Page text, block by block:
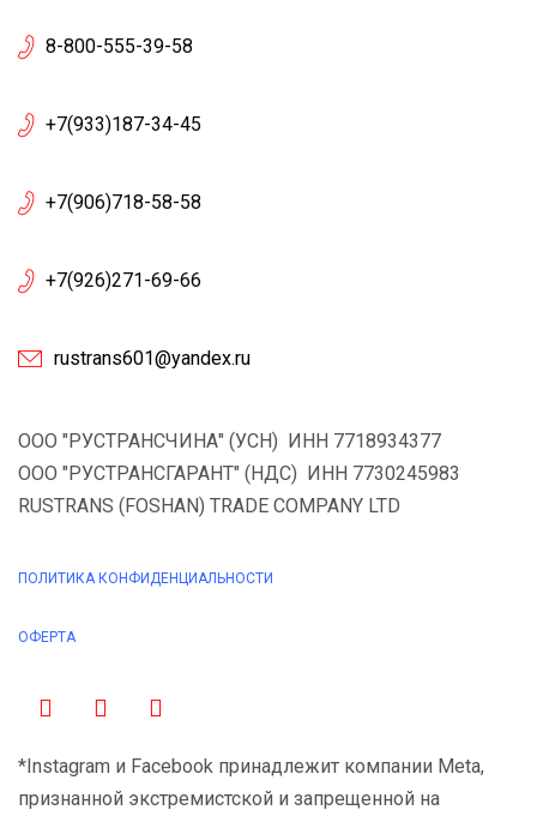
8-800-555-39-58
+7(933)187-34-45
+7(906)718-58-58
+7(926)271-69-66
rustrans601@yandex.ru
ООО "РУСТРАНСЧИНА" (УСН) ИНН 7718934377
ООО "РУСТРАНСГАРАНТ" (НДС) ИНН 7730245983
RUSTRANS (FOSHAN) TRADE COMPANY LTD
ПОЛИТИКА КОНФИДЕНЦИАЛЬНОСТИ
ОФЕРТА
*Instagram и Facebook принадлежит компании Meta,
признанной экстремистской и запрещенной на